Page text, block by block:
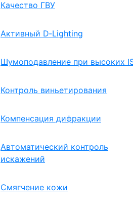
Качество ГВУ
Активный D‑Lighting
Шумоподавление при высоких
Контроль виньетирования
Компенсация дифракции
Автоматический контроль
искажений
Смягчение кожи